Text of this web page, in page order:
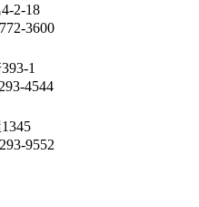
2-18
3600
1
4544
9552